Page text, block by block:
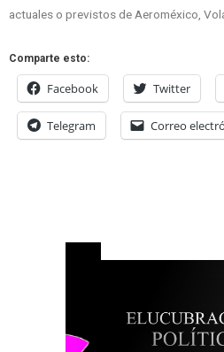
actuales o previstos de Aeroméxico,
Comparte esto:
Facebook Twitter
Telegram Correo